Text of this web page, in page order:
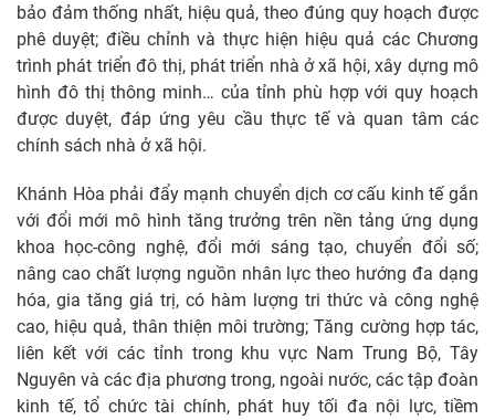
bảo đảm thống nhất, hiệu quả, theo đúng quy hoạch được
phê duyệt; điều chỉnh và thực hiện hiệu quả các Chương
trình phát triển đô thị, phát triển nhà ở xã hội, xây dựng mô
hình đô thị thông minh… của tỉnh phù hợp với quy hoạch
được duyệt, đáp ứng yêu cầu thực tế và quan tâm các
chính sách nhà ở xã hội.
Khánh Hòa phải đẩy mạnh chuyển dịch cơ cấu kinh tế gắn
với đổi mới mô hình tăng trưởng trên nền tảng ứng dụng
khoa học-công nghệ, đổi mới sáng tạo, chuyển đổi số;
nâng cao chất lượng nguồn nhân lực theo hướng đa dạng
hóa, gia tăng giá trị, có hàm lượng tri thức và công nghệ
cao, hiệu quả, thân thiện môi trường; Tăng cường hợp tác,
liên kết với các tỉnh trong khu vực Nam Trung Bộ, Tây
Nguyên và các địa phương trong, ngoài nước, các tập đoàn
kinh tế, tổ chức tài chính, phát huy tối đa nội lực, tiềm